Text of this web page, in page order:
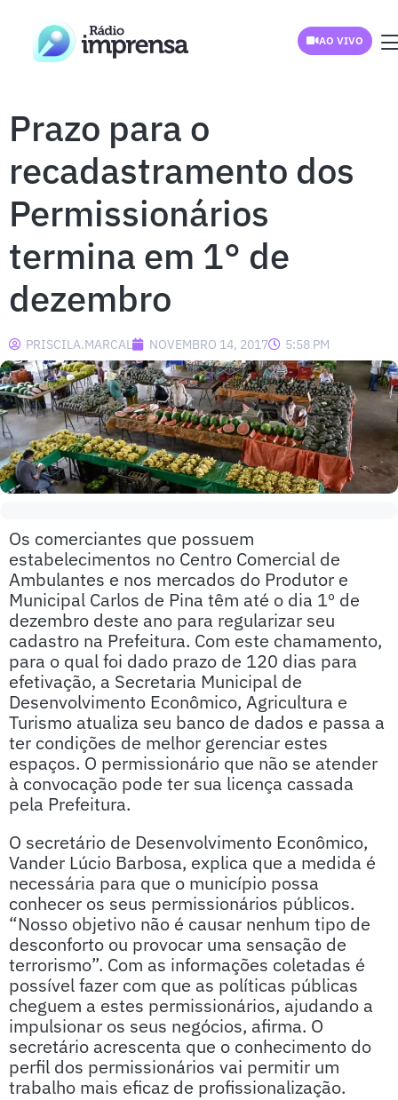
AO VIVO
Prazo para o
recadastramento dos
Permissionários
termina em 1° de
dezembro
PRISCILA.MARCAL NOVEMBRO 14, 2017 5:58 PM
Os comerciantes que possuem
estabelecimentos no Centro Comercial de
Ambulantes e nos mercados do Produtor e
Municipal Carlos de Pina têm até o dia 1º de
dezembro deste ano para regularizar seu
cadastro na Prefeitura. Com este chamamento,
para o qual foi dado prazo de 120 dias para
efetivação, a Secretaria Municipal de
Desenvolvimento Econômico, Agricultura e
Turismo atualiza seu banco de dados e passa a
ter condições de melhor gerenciar estes
espaços. O permissionário que não se atender
à convocação pode ter sua licença cassada
pela Prefeitura.
O secretário de Desenvolvimento Econômico,
Vander Lúcio Barbosa, explica que a medida é
necessária para que o município possa
conhecer os seus permissionários públicos.
“Nosso objetivo não é causar nenhum tipo de
desconforto ou provocar uma sensação de
terrorismo”. Com as informações coletadas é
possível fazer com que as políticas públicas
cheguem a estes permissionários, ajudando a
impulsionar os seus negócios, afirma. O
secretário acrescenta que o conhecimento do
perfil dos permissionários vai permitir um
trabalho mais eficaz de profissionalização.